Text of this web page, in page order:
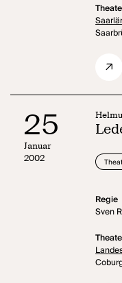
25
Januar
2002
Regie
Sven